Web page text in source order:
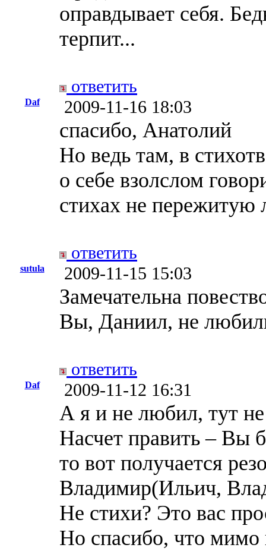
оправдывает себя.
терпит...
ответить
Daf 2009-11-16 18:03
спасибо, Анатолий
Но ведь там, в
о себе взолслом
стихах не
ответить
sutula 2009-11-15 15:03
Замечательна
Вы, Даниил, не
ответить
Daf 2009-11-12 16:31
А я и не любил, тут
Насчет править – Вы
то вот получается
Владимир(Ильич,
Не стихи? Это вас
Но спасибо, что